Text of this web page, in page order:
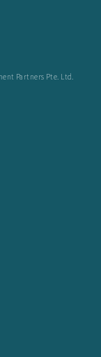
Partners Pte. Ltd.